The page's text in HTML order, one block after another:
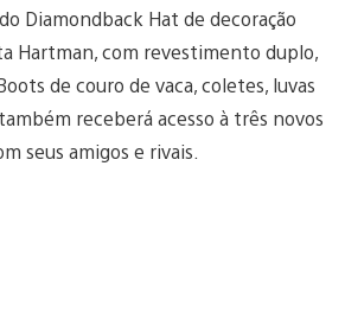
Diamondback Hat de decoração
Hartman, com revestimento duplo,
de couro de vaca, coletes, luvas
receberá acesso à três novos
seus amigos e rivais.